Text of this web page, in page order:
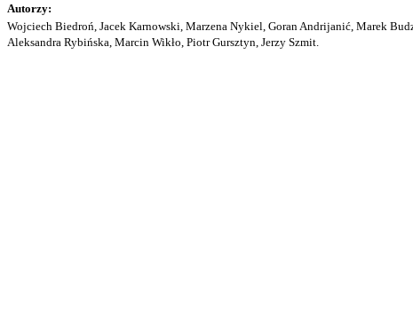
Autorzy:
Wojciech Biedroń, Jacek Karnowski, Marzena Nykiel, Goran Andrijanić, Marek
Aleksandra Rybińska, Marcin Wikło, Piotr Gursztyn, Jerzy Szmit.